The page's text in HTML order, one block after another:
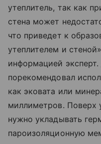
утеплитель, так как
стена может
что приведет к
утеплителем и
информацией
порекомендовал
как эковата или
миллиметров. Поверх
нужно укладывать
пароизоляционную